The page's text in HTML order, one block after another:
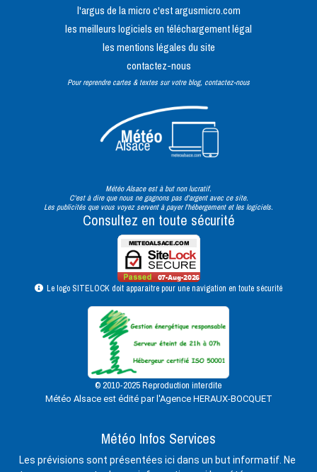
l'argus de la micro c'est argusmicro.com
les meilleurs logiciels en téléchargement légal
les mentions légales du site
contactez-nous
Pour reprendre cartes & textes sur votre blog, contactez-nous
Météo Alsace est à but non lucratif.
C'est à dire que nous ne gagnons pas d'argent avec ce site.
Les publicités que vous voyez servent à payer l'hébergement et les logiciels.
Consultez en toute sécurité
Le logo SITELOCK doit apparaitre pour une navigation en toute sécurité
© 2010-2025 Reproduction interdite
Météo Alsace est édité par l'Agence HERAUX-BOCQUET
Météo Infos Services
Les prévisions sont présentées ici dans un but informatif. Ne